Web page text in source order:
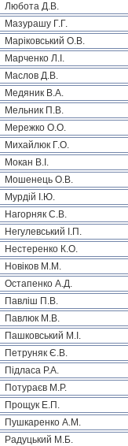
Любота Д.В.
Мазурашу Г.Г.
Маріковський О.В.
Марченко Л.І.
Маслов Д.В.
Медяник В.А.
Мельник П.В.
Мережко О.О.
Михайлюк Г.О.
Мокан В.І.
Мошенець О.В.
Мурдій І.Ю.
Нагорняк С.В.
Негулевський І.П.
Нестеренко К.О.
Новіков М.М.
Остапенко А.Д.
Павліш П.В.
Павлюк М.В.
Пашковський М.І.
Петруняк Є.В.
Підласа Р.А.
Потураєв М.Р.
Прощук Е.П.
Пушкаренко А.М.
Радуцький М.Б.